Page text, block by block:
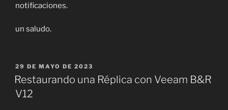
notificaciones.
un saludo.
PUBLICADO
EL
29 DE MAYO DE 2023
Restaurando una Réplica con Veeam B&R
V12